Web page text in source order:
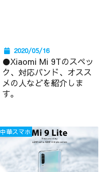
2020/05/16
●Xiaomi Mi 9Tのスペッ
ク、対応バンド、オスス
メの人などを紹介しま
す。
中華スマホ